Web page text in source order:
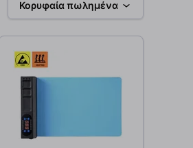
Κορυφαία πωλημένα